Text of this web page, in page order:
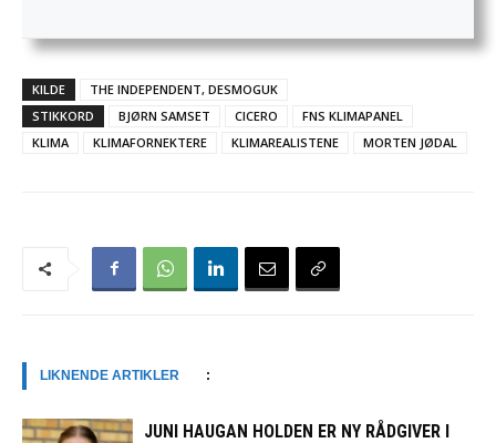
KILDE
THE INDEPENDENT, DESMOGUK
STIKKORD
BJØRN SAMSET CICERO
FNS KLIMAPANEL
KLIMA
KLIMAFORNEKTERE KLIMAREALISTENE MORTEN JØDAL
LIKNENDE ARTIKLER :
JUNI HAUGAN HOLDEN ER NY RÅDGIVER I